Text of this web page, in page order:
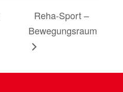
Reha-Sport –
Bewegungsraum